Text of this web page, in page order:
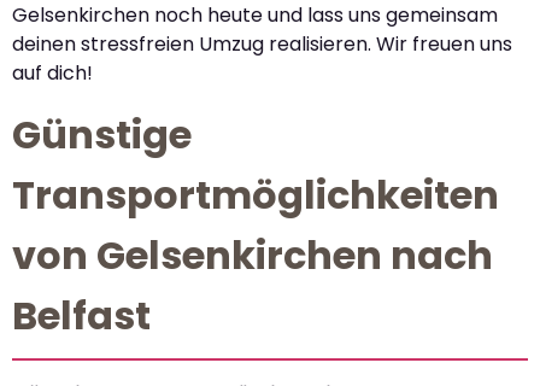
Gelsenkirchen noch heute und lass uns gemeinsam
deinen stressfreien Umzug realisieren. Wir freuen uns
auf dich!
Günstige
Transportmöglichkeiten
von Gelsenkirchen nach
Belfast